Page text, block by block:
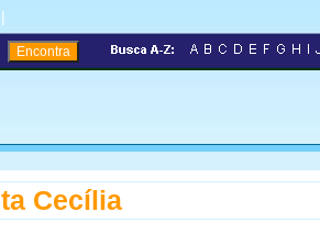
|
Cecília